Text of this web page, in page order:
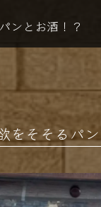
パンとお酒！？
をそそるパ